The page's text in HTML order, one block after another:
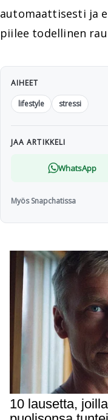
automaattisesti ja
piilee todellinen
AIHEET
lifestyle
stressi
JAA ARTIKKELI
WhatsApp
Myös Snapchatissa